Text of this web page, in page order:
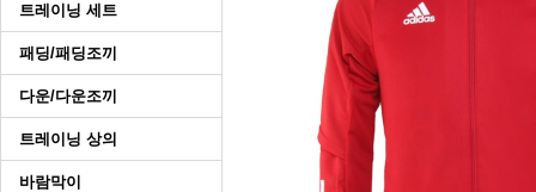
트레이닝 세트
패딩/패딩조끼
다운/다운조끼
트레이닝 상의
바람막이